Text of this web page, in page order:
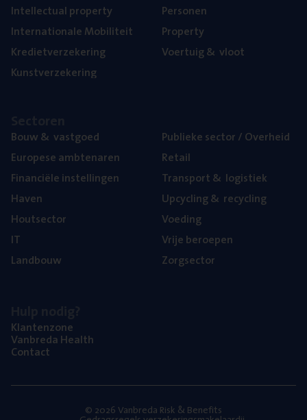
Intel­lec­tu­al property
Inter­na­ti­o­na­le Mobiliteit
Kre­diet­ver­ze­ke­ring
Kunst­ver­ze­ke­ring
Per­so­nen
Pro­per­ty
Voer­tuig& vloot
Bouw& vastgoed
Euro­pe­se ambtenaren
Finan­ci­ë­le instellingen
Haven
Hout­sec­tor
IT
Land­bouw
Publie­ke sec­tor / Overheid
Retail
Trans­port& logistiek
Upcy­cling& recycling
Voe­ding
Vrije beroe­pen
Zorg­sec­tor
Klan­ten­zo­ne
Van­b­re­da Health
Con­tact
© 2026 Vanbreda Risk & Benefits